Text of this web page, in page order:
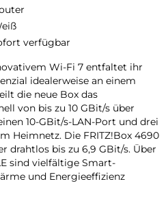
verfügbar
Wi-Fi 7 entfaltet ihr
idealerweise an einem
die neue Box das
von bis zu 10 GBit/s über
10-GBit/s-LAN-Port und drei
Heimnetz. Die FRITZ!Box 4690
drahtlos bis zu 6,9 GBit/s. Über
sind vielfältige Smart-
und Energieeffizienz